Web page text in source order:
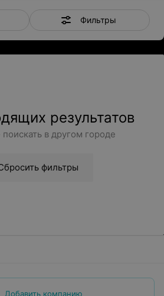
Фильтры
результатов
в другом городе
фильтры
Добавить компанию